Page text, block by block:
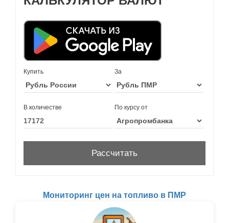
Купить За
В количестве По курсу от
Мониторинг цен на топливо в ПМР